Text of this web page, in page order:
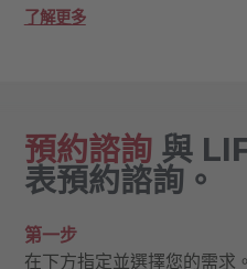
了解更多
預約諮詢與
表預約諮詢。
第一步
在下方指定並選擇您的需求。